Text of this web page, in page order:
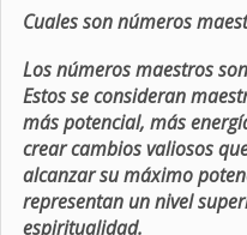
Cuales son números
Los números maestros
Estos se consideran
más potencial, más
crear cambios valiosos
alcanzar su máximo
representan un nivel
espiritualidad.